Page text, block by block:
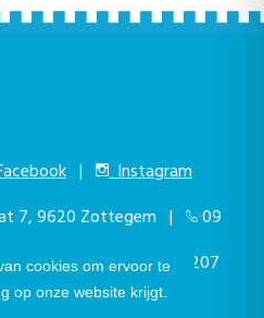
cookies om ervoor te
op onze website krijgt.
|
Instagram
7, 9620 Zottegem |
09
| Btw BE 0207
990